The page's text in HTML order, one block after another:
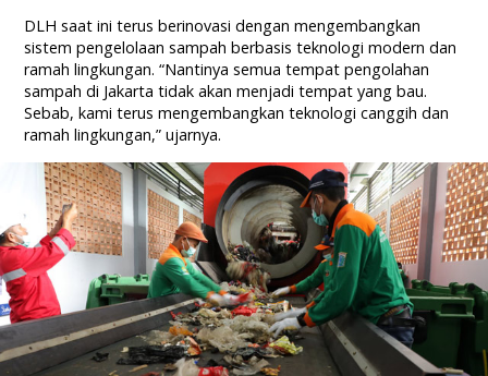
DLH saat ini terus berinovasi dengan mengembangkan
sistem pengelolaan sampah berbasis teknologi modern dan
ramah lingkungan. “Nantinya semua tempat pengolahan
sampah di Jakarta tidak akan menjadi tempat yang bau.
Sebab, kami terus mengembangkan teknologi canggih dan
ramah lingkungan,” ujarnya.